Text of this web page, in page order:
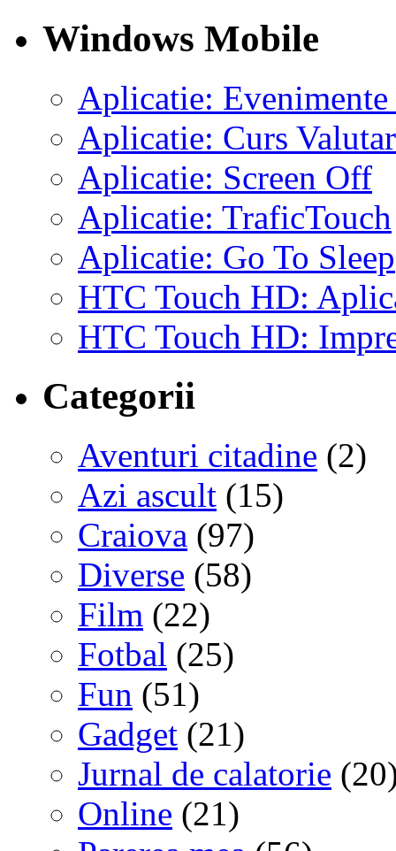
Windows Mobile
Aplicatie:
Aplicatie: Curs Valutar
Aplicatie: Screen Off
Aplicatie: TraficTouch
Aplicatie: Go To Sleep
HTC Touch HD:
HTC Touch HD:
Categorii
Aventuri citadine (2)
Azi ascult (15)
Craiova (97)
Diverse (58)
Film (22)
Fotbal (25)
Fun (51)
Gadget (21)
Jurnal de calatorie
Online (21)